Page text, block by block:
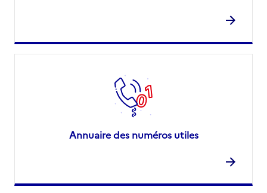
Annuaire des numéros utiles